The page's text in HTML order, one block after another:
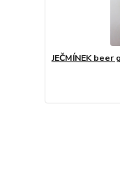
JEČMÍNEK beer